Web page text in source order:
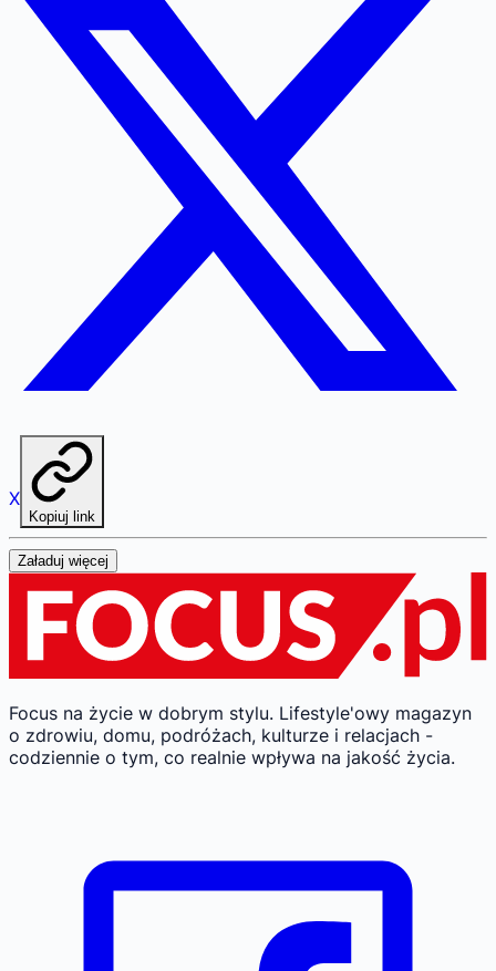
X
Kopiuj link
Załaduj więcej
Focus na życie w dobrym stylu. Lifestyle'owy magazyn
o zdrowiu, domu, podróżach, kulturze i relacjach -
codziennie o tym, co realnie wpływa na jakość życia.